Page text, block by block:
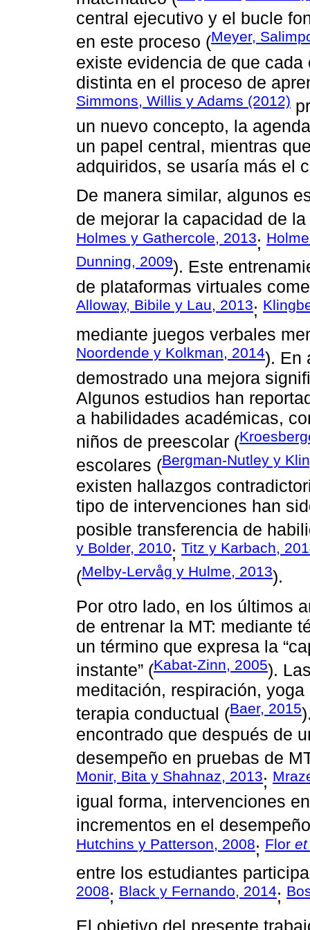
central ejecutivo y el bucle
en este proceso (Meyer,
existe evidencia de que
distinta en el proceso de
Simmons, Willis y Adams (2012)
un nuevo concepto, la
un papel central, mientras
adquiridos, se usaría más el
De manera similar, algunos
de mejorar la capacidad de
Holmes y Gathercole, 2013;
Dunning, 2009). Este
de plataformas virtuales
Alloway, Bibile y Lau, 2013;
mediante juegos verbales
Noordende y Kolkman, 2014). En
demostrado una mejora
Algunos estudios han
a habilidades académicas,
niños de preescolar (
escolares (Bergman-Nutley y
existen hallazgos
tipo de intervenciones han
posible transferencia de
y Bolder, 2010; Titz y Karbach,
(Melby-Lervåg y Hulme, 2013).
Por otro lado, en los últimos
de entrenar la MT: mediante
un término que expresa la
instante” (Kabat-Zinn, 2005).
meditación, respiración,
terapia conductual (Baer, 2015
encontrado que después de
desempeño en pruebas de
Monir, Bita y Shahnaz, 2013;
igual forma, intervenciones
incrementos en el
Hutchins y Patterson, 2008; Flor
entre los estudiantes
2008; Black y Fernando, 2014;
El objetivo del presente